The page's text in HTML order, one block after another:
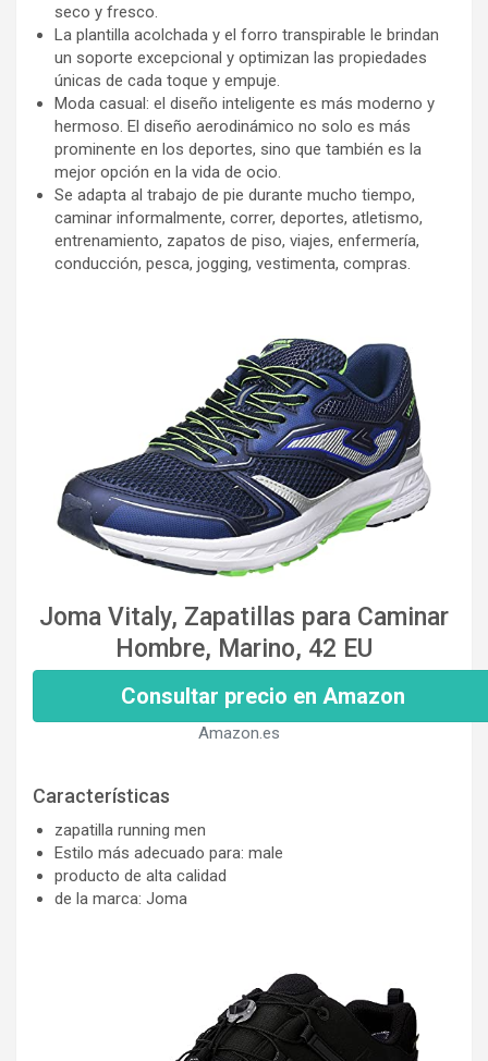
seco y fresco.
La plantilla acolchada y el forro transpirable le brindan
un soporte excepcional y optimizan las propiedades
únicas de cada toque y empuje.
Moda casual: el diseño inteligente es más moderno y
hermoso. El diseño aerodinámico no solo es más
prominente en los deportes, sino que también es la
mejor opción en la vida de ocio.
Se adapta al trabajo de pie durante mucho tiempo,
caminar informalmente, correr, deportes, atletismo,
entrenamiento, zapatos de piso, viajes, enfermería,
conducción, pesca, jogging, vestimenta, compras.
Joma Vitaly, Zapatillas para Caminar
Hombre, Marino, 42 EU
Consultar precio en Amazon
Amazon.es
Características
zapatilla running men
Estilo más adecuado para: male
producto de alta calidad
de la marca: Joma